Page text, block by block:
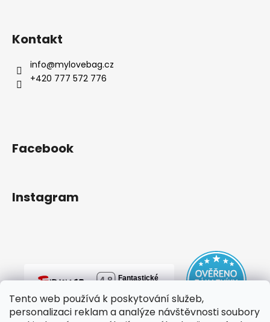
Tento web používá k poskytování služeb,
personalizaci reklam a analýze návštěvnosti soubory
Kontakt
info@mylovebag.cz
+420 777 572 776
Facebook
Instagram